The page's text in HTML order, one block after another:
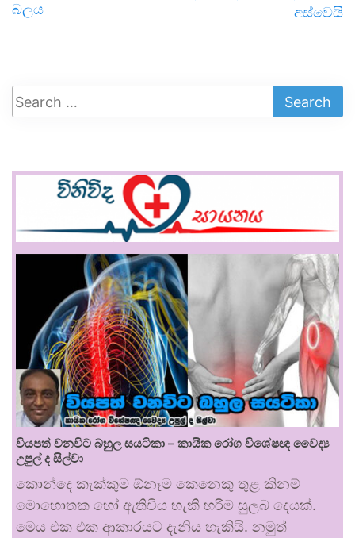
බලය
අස්වෙයි
වියපත් වනවිට බහුල සයටිකා – කායික රෝග විශේෂඥ වෛද්‍ය
උපුල් ද සිල්වා
කොන්දෙ කැක්කුම ඕනෑම කෙනෙකු තුළ කිනම්
මොහොතක හෝ ඇතිවිය හැකි හරිම සුලබ දෙයක්.
මෙය එක එක ආකාරයට දැනිය හැකියි. නමුත්